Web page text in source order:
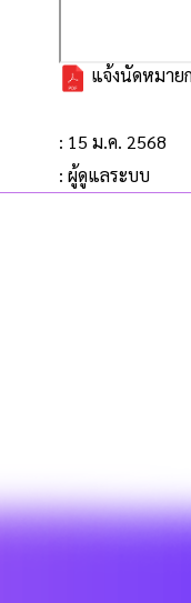
แจ้งนัดหมาย
: 15 ม.ค. 2568
: ผู้ดูแลระบบ